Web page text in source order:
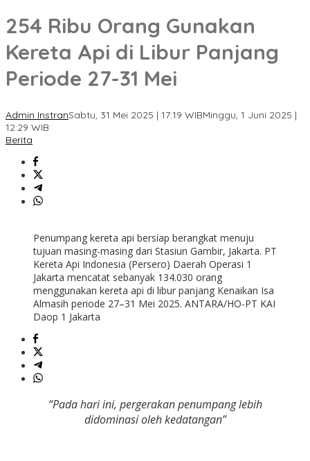
254 Ribu Orang Gunakan
Kereta Api di Libur Panjang
Periode 27-31 Mei
Admin InstranSabtu, 31 Mei 2025 | 17:19 WIBMinggu, 1 Juni 2025 |
12:29 WIB
Berita
Penumpang kereta api bersiap berangkat menuju
tujuan masing-masing dari Stasiun Gambir, Jakarta. PT
Kereta Api Indonesia (Persero) Daerah Operasi 1
Jakarta mencatat sebanyak 134.030 orang
menggunakan kereta api di libur panjang Kenaikan Isa
Almasih periode 27–31 Mei 2025. ANTARA/HO-PT KAI
Daop 1 Jakarta
“Pada hari ini, pergerakan penumpang lebih
didominasi oleh kedatangan”